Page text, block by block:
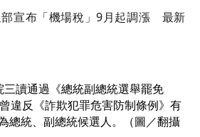
部宣布「機場稅」9月起調漲 最新